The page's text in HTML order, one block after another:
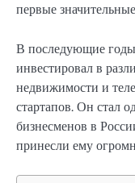
первые
В последующие
инвестировал в
недвижимости и
стартапов. Он стал
бизнесменов в
принесли ему